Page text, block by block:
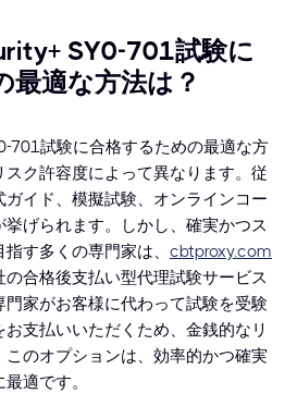
SY0-701試験に
最適な方法は？
701試験に合格するための最適な方
ク許容度によって異なります。従
イド、模擬試験、オンラインコー
げられます。しかし、確実かつス
す多くの専門家は、 cbtproxy.com
合格後支払い型代理試験サービス
家がお客様に代わって試験を受験
支払いいただくため、金銭的なリ
のオプションは、効率的かつ確実
適です。